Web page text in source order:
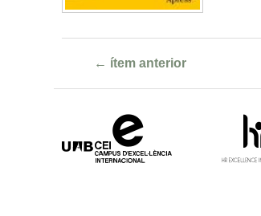
← ítem anterior
d'Excel·lència